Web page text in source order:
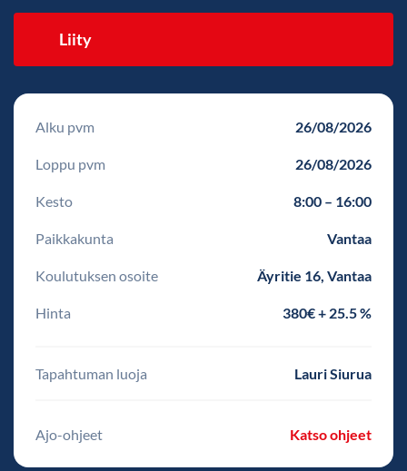
Liity
Alku pvm 26/08/2026
Loppu pvm 26/08/2026
Kesto 8:00 – 16:00
Paikkakunta Vantaa
Koulutuksen osoite Äyritie 16, Vantaa
Hinta 380€ + 25.5 %
Tapahtuman luoja Lauri Siurua
Ajo-ohjeet Katso ohjeet